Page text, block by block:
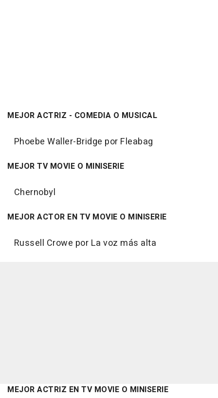
MEJOR ACTRIZ - COMEDIA O MUSICAL
Phoebe Waller-Bridge por Fleabag
MEJOR TV MOVIE O MINISERIE
Chernobyl
MEJOR ACTOR EN TV MOVIE O MINISERIE
Russell Crowe por La voz más alta
MEJOR ACTRIZ EN TV MOVIE O MINISERIE